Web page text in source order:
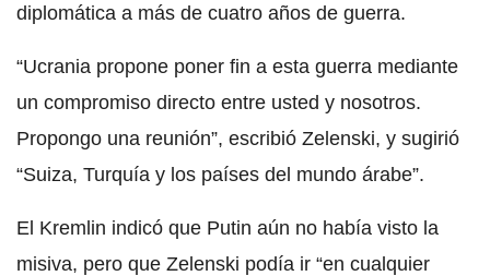
diplomática a más de cuatro años de guerra.
“Ucrania propone poner fin a esta guerra mediante
un compromiso directo entre usted y nosotros.
Propongo una reunión”, escribió Zelenski, y sugirió
“Suiza, Turquía y los países del mundo árabe”.
El Kremlin indicó que Putin aún no había visto la
misiva, pero que Zelenski podía ir “en cualquier